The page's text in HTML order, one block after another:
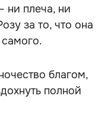
ни плеча, ни
за то, что она
благом,
полной